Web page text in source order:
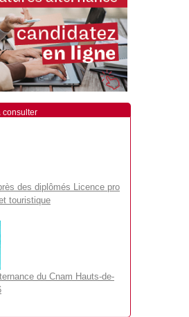
consulter
des diplômés Licence pro
touristique
du Cnam Hauts-de-